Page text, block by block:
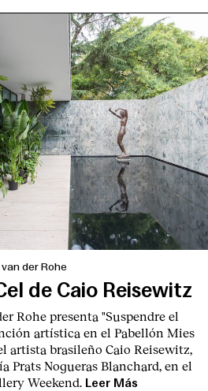
der Rohe
de Caio Reisewitz
Rohe presenta "Suspendre el
artística en el Pabellón Mies
artista brasileño Caio Reisewitz,
Prats Nogueras Blanchard, en el
Weekend. Leer Más